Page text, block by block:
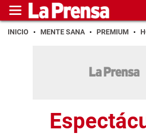
INICIO MENTE SANA PREMIUM